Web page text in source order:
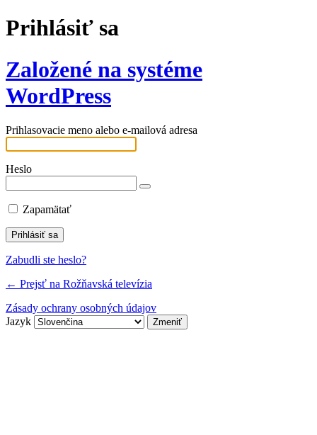
Prihlásiť sa
Založené na systéme
WordPress
Prihlasovacie meno alebo e-mailová adresa
Heslo
Zapamätať
Zabudli ste heslo?
← Prejsť na Rožňavská televízia
Zásady ochrany osobných údajov
Jazyk